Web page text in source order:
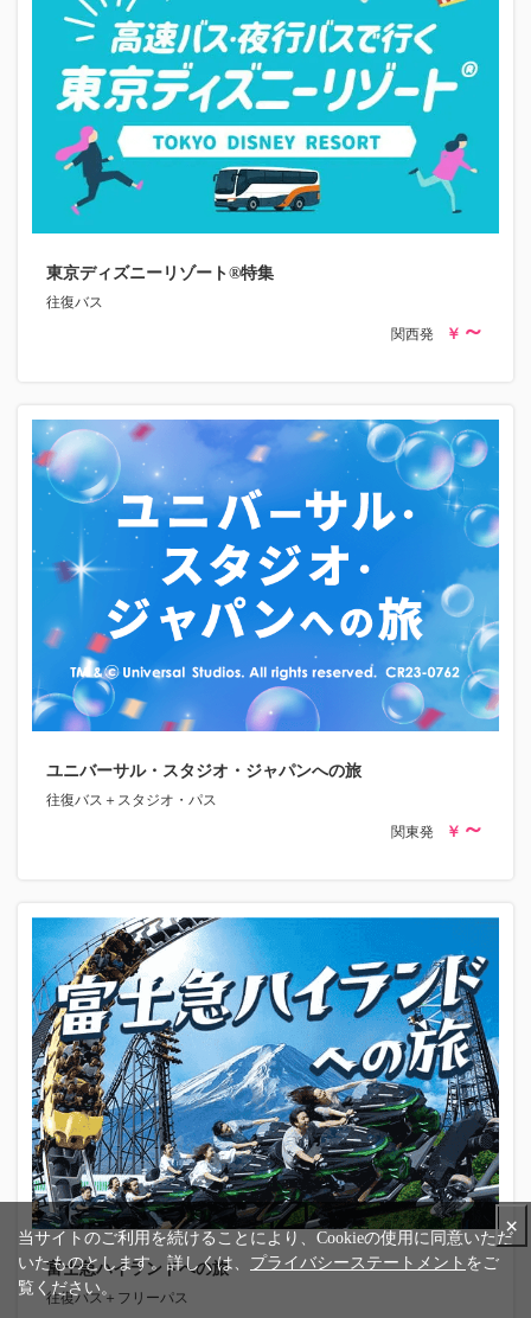
東京ディズニーリゾート®特集
往復バス
関西発
ユニバーサル・スタジオ・ジャパンへの旅
往復バス＋スタジオ・パス
関東発
富士急ハイランドへの旅
往復バス＋フリーパス
×
当サイトのご利用を続けることにより、Cookieの使用に同意いただ
いたものとします。詳しくは、 プライバシーステートメント をご
覧ください。